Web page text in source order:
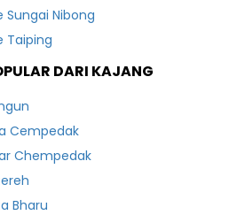
Sungai Nibong
Taiping
DARI KAJANG
Cempedak
Chempedak
Bharu